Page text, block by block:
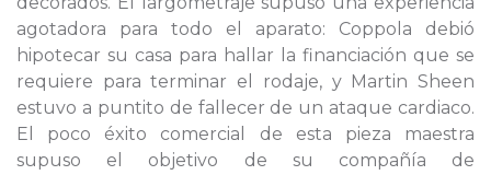
agotadora para todo el aparato: Coppola debió
hipotecar su casa para hallar la financiación que se
requiere para terminar el rodaje, y Martin Sheen
estuvo a puntito de fallecer de un ataque cardiaco.
El poco éxito comercial de esta pieza maestra
supuso el objetivo de su compañía de